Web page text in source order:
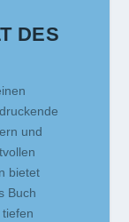
DES
und
bietet
Buch